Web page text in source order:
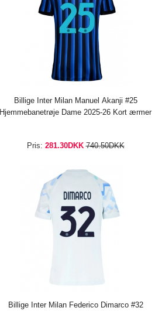
Billige Inter Milan Manuel Akanji #25
Hjemmebanetrøje Dame 2025-26 Kort ærmer
Pris: 281.30DKK 740.50DKK
Billige Inter Milan Federico Dimarco #32